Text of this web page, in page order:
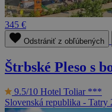
345 €
Odstrániť z obľúbených
Štrbské Pleso s
9.5/10 Hotel Toliar ***
Slovenská republika - Tatry